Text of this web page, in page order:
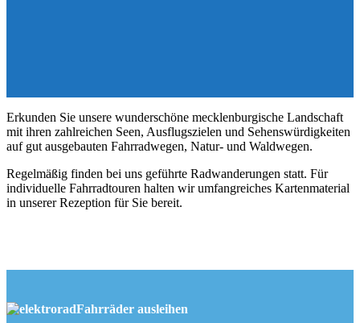
Erkunden Sie unsere wunderschöne mecklenburgische Landschaft
mit ihren zahlreichen Seen, Ausflugszielen und Sehenswürdigkeiten
auf gut ausgebauten Fahrradwegen, Natur- und Waldwegen.
Regelmäßig finden bei uns geführte Radwanderungen statt. Für
individuelle Fahrradtouren halten wir umfangreiches Kartenmaterial
in unserer Rezeption für Sie bereit.
Fahrräder ausleihen